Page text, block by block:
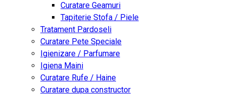
Curatare Geamuri
Tapiterie Stofa / Piele
Tratament Pardoseli
Curatare Pete Speciale
Igienizare / Parfumare
Igiena Maini
Curatare Rufe / Haine
Curatare dupa constructor